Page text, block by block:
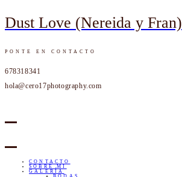
Dust Love (Nereida y Fran)
PONTE EN CONTACTO
678318341
hola@cero17photography.com
CONTACTO
SOBRE MI
GALERÍA
BODAS